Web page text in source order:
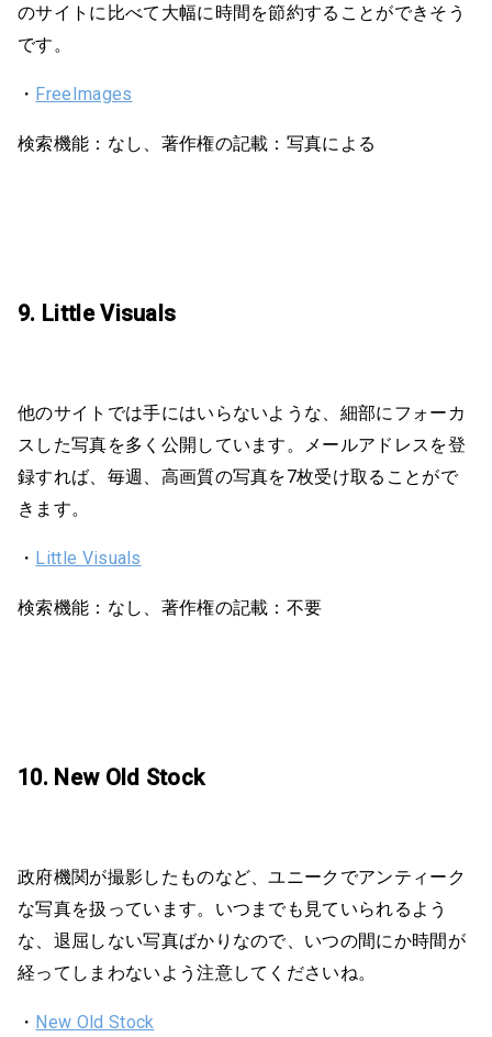
のサイトに比べて大幅に時間を節約することができそう
です。
・ FreeImages
検索機能：なし、著作権の記載：写真による
9. Little Visuals
他のサイトでは手にはいらないような、細部にフォーカ
スした写真を多く公開しています。メールアドレスを登
録すれば、毎週、高画質の写真を7枚受け取ることがで
きます。
・ Little Visuals
検索機能：なし、著作権の記載：不要
10. New Old Stock
政府機関が撮影したものなど、ユニークでアンティーク
な写真を扱っています。いつまでも見ていられるよう
な、退屈しない写真ばかりなので、いつの間にか時間が
経ってしまわないよう注意してくださいね。
・ New Old Stock